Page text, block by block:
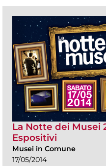
La Notte dei Musei
Espositivi
Musei in Comune
17/05/2014